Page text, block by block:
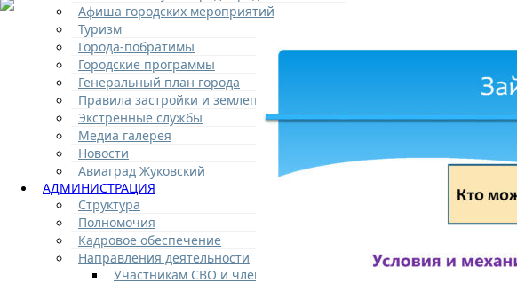
Афиша городских мероприятий
Туризм
Города-побратимы
Городские программы
Генеральный план города
Правила застройки и землепользования
Экстренные службы
Медиа галерея
Новости
Авиаград Жуковский
АДМИНИСТРАЦИЯ
Структура
Полномочия
Кадровое обеспечение
Направления деятельности
Участникам СВО и членам их семей